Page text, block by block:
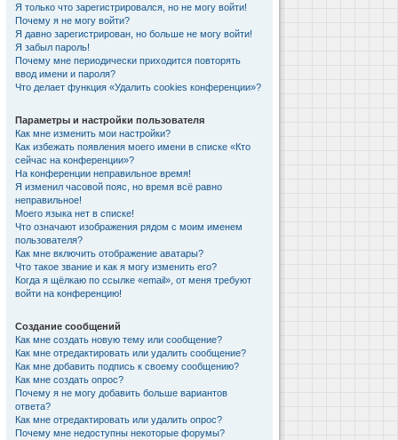
Я только что зарегистрировался, но не могу войти!
Почему я не могу войти?
Я давно зарегистрирован, но больше не могу войти!
Я забыл пароль!
Почему мне периодически приходится повторять
ввод имени и пароля?
Что делает функция «Удалить cookies конференции»?
Параметры и настройки пользователя
Как мне изменить мои настройки?
Как избежать появления моего имени в списке «Кто
сейчас на конференции»?
На конференции неправильное время!
Я изменил часовой пояс, но время всё равно
неправильное!
Моего языка нет в списке!
Что означают изображения рядом с моим именем
пользователя?
Как мне включить отображение аватары?
Что такое звание и как я могу изменить его?
Когда я щёлкаю по ссылке «email», от меня требуют
войти на конференцию!
Создание сообщений
Как мне создать новую тему или сообщение?
Как мне отредактировать или удалить сообщение?
Как мне добавить подпись к своему сообщению?
Как мне создать опрос?
Почему я не могу добавить больше вариантов
ответа?
Как мне отредактировать или удалить опрос?
Почему мне недоступны некоторые форумы?